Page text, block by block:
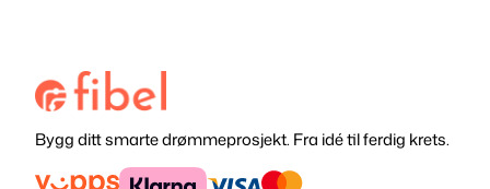
Bygg ditt smarte drømmeprosjekt. Fra idé til ferdig krets.